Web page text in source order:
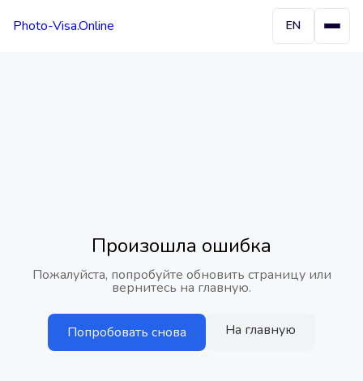
Photo-Visa.Online EN
Произошла ошибка
Пожалуйста, попробуйте обновить страницу или
вернитесь на главную.
Попробовать снова На главную